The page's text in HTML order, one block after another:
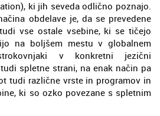
ki jih seveda odlično poznajo.
obdelave je, da se prevedene
vse ostale vsebine, ki se tičejo
na boljšem mestu v globalnem
v konkretni jezični
spletne strani, na enak način pa
tudi različne vrste in programov in
ki so ozko povezane s spletnim